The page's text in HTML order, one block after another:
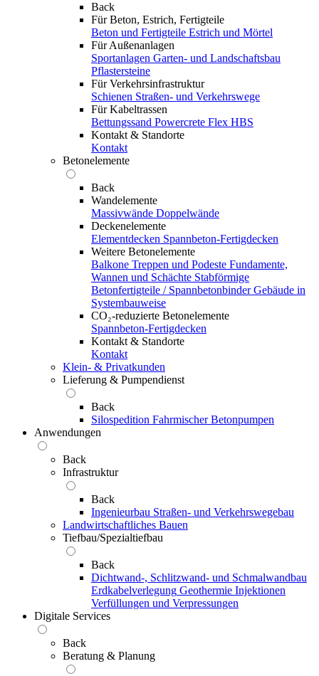
Back
Für Beton, Estrich, Fertigteile
Beton und Fertigteile Estrich und Mörtel
Für Außenanlagen
Sportanlagen Garten- und Landschaftsbau
Pflastersteine
Für Verkehrsinfrastruktur
Schienen Straßen- und Verkehrswege
Für Kabeltrassen
Bettungssand Powercrete Flex HBS
Kontakt & Standorte
Kontakt
Betonelemente
Back
Wandelemente
Massivwände Doppelwände
Deckenelemente
Elementdecken Spannbeton-Fertigdecken
Weitere Betonelemente
Balkone Treppen und Podeste Fundamente,
Wannen und Schächte Stabförmige
Betonfertigteile / Spannbetonbinder Gebäude in
Systembauweise
CO₂-reduzierte Betonelemente
Spannbeton-Fertigdecken
Kontakt & Standorte
Kontakt
Klein- & Privatkunden
Lieferung & Pumpendienst
Back
Silospedition Fahrmischer Betonpumpen
Anwendungen
Back
Infrastruktur
Back
Ingenieurbau Straßen- und Verkehrswegebau
Landwirtschaftliches Bauen
Tiefbau/Spezialtiefbau
Back
Dichtwand-, Schlitzwand- und Schmalwandbau
Erdkabelverlegung Geothermie Injektionen
Verfüllungen und Verpressungen
Digitale Services
Back
Beratung & Planung